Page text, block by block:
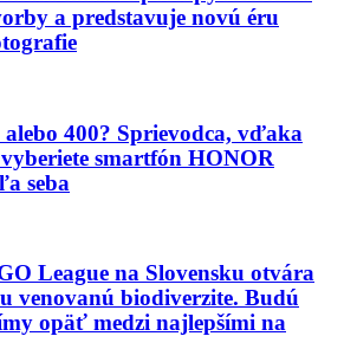
a predstavuje novú éru
400? Sprievodca, vďaka
smartfón HONOR
seba
League na Slovensku otvára
venovanú biodiverzite. Budú
opäť medzi najlepšími na